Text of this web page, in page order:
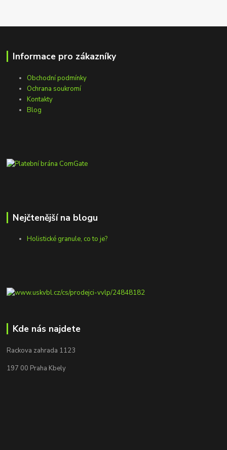
Informace pro zákazníky
Obchodní podmínky
Ochrana soukromí
Kontakty
Blog
Nejčtenější na blogu
Holistické granule, co to je?
Kde nás najdete
Rackova zahrada 1123
197 00 Praha Kbely